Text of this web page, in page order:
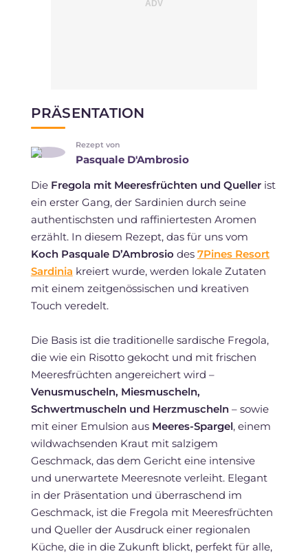
PRÄSENTATION
Rezept von
Pasquale D'Ambrosio
Die Fregola mit Meeresfrüchten und Quellerist
ein erster Gang, der Sardinien durch seine
authentischsten und raffiniertesten Aromen
erzählt. In diesem Rezept, das für uns vom
Koch Pasquale D’Ambrosio des 7Pines Resort
Sardinia kreiert wurde, werden lokale Zutaten
mit einem zeitgenössischen und kreativen
Touch veredelt.
Die Basis ist die traditionelle sardische Fregola,
die wie ein Risotto gekocht und mit frischen
Meeresfrüchten angereichert wird –
Venusmuscheln, Miesmuscheln,
Schwertmuscheln und Herzmuscheln– sowie
mit einer Emulsion aus Meeres-Spargel, einem
wildwachsenden Kraut mit salzigem
Geschmack, das dem Gericht eine intensive
und unerwartete Meeresnote verleiht. Elegant
in der Präsentation und überraschend im
Geschmack, ist die Fregola mit Meeresfrüchten
und Queller der Ausdruck einer regionalen
Küche, die in die Zukunft blickt, perfekt für alle,